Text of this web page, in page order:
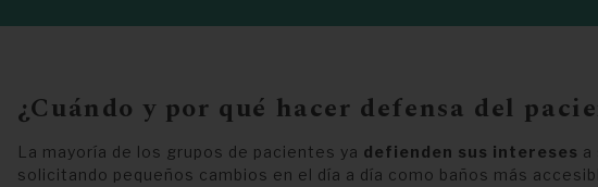
¿Cuándo y por qué hacer defensa del
La mayoría de los grupos de pacientes ya defienden sus intereses a
solicitando pequeños cambios en el día a día como baños más